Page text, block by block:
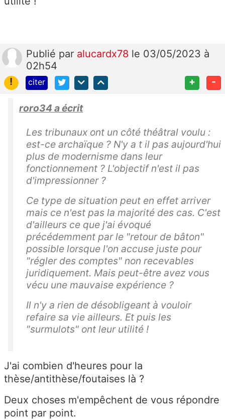
Publié par alucardx78 le 03/05/2023 à
02h54
!
citer + -
roro34 a écrit
Les tribunaux ont un côté théâtral voulu :
est-ce archaïque ? N'y a t il pas aujourd'hui
plus de modernisme dans leur
fonctionnement ? L'objectif n'est il pas
d'impressionner ?
Ce type de situation peut en effet arriver
mais ce n'est pas la majorité des cas. C'est
d'ailleurs ce que j'ai évoqué
précédemment par le "retour de bâton"
possible lorsque l'on accuse juste pour
"régler des comptes" non recevables
juridiquement. Mais peut-être avez vous
vécu une mauvaise expérience ?
Il n'y a rien de désobligeant à vouloir
refaire sa vie ailleurs. Et puis les
"surmulots" ont leur utilité !
J'ai combien d'heures pour la
thèse/antithèse/foutaises là ?
Deux choses m'empêchent de vous répondre
point par point.